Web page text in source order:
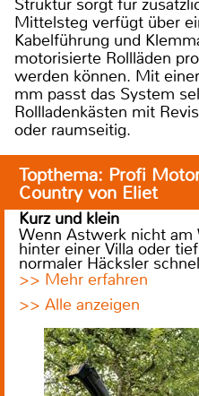
Struktur sorgt für
Mittelsteg verfügt über
Kabelführung und
motorisierte Rollläden
werden können. Mit
mm passt das System
Rollladenkästen mit
oder raumseitig.
Topthema: Profi
Country von Eliet
Kurz und klein
Wenn Astwerk nicht am
hinter einer Villa oder
normaler Häcksler
>> Mehr erfahren
>> Alle anzeigen